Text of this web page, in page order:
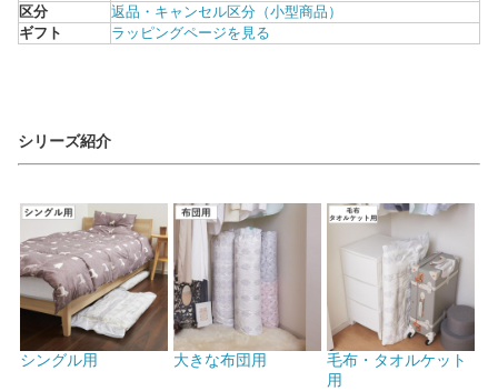
区分
返品・キャンセル区分（小型商品）
ギフト
ラッピングページを見る
シリーズ紹介
シングル用 大きな布団用
毛布・タオルケット
用